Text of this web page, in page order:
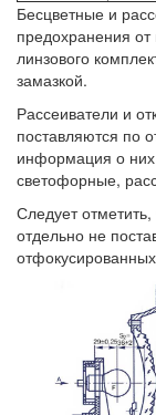
Бесцветные и
предохранения
линзового
замазкой.
Рассеиватели и
поставляются по
информация о
светофорные,
Следует
отдельно не